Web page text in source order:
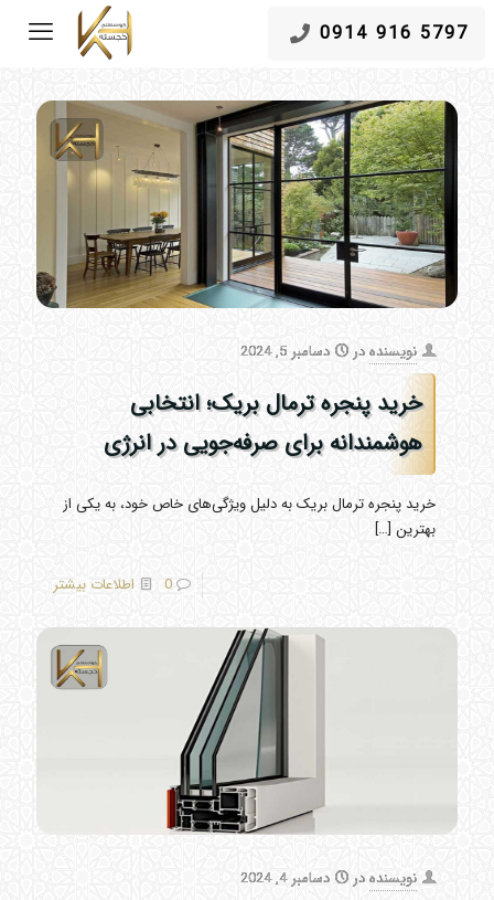
5797 916 0914
نویسندهدر دسامبر 5, 2024
خرید پنجره ترمال بریک؛ انتخابی
هوشمندانه برای صرفه‌جویی در انرژی
خرید پنجره ترمال بریک به دلیل ویژگی‌های خاص خود، به یکی از
بهترین […]
0 اطلاعات بیشتر
نویسندهدر دسامبر 4, 2024